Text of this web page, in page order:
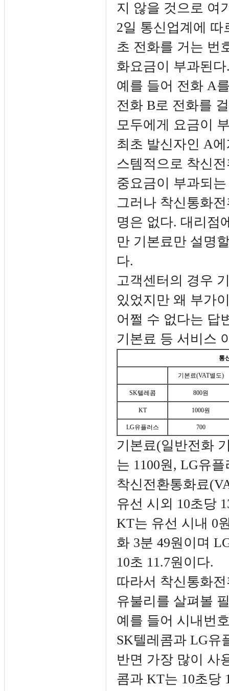
지 않을 것으로 여
2일 통신업계에
초 전화를 거는 번
화요금이 부과된다
예를 들어 전화 A
전화 B로 전화를
모두에게 요금이
최초 발신자인 A
스템적으로 착신
중요금이 부과되
그러나 착신통화
명은 없다. 대리점
만 기본료만 설명
다.
고객센터의 경우
있었지만 왜 부가
어쩔 수 없다는 답
기본료 등 서비스
통
기본료(VAT별도)
SK텔레콤 800원
KT 1000원
LG유플러스 700
기본료(일반전화
는 1100원, LG유
착신전환통화료
유선 시외 10초당
KT는 유선 시내 0
화 3분 49원이며
10초 11.7원이다.
따라서 착신통화
유불리를 살펴볼
예를 들어 시내번
SK텔레콤과 LG유
반면 가장 많이 사
콤과 KT는 10초당